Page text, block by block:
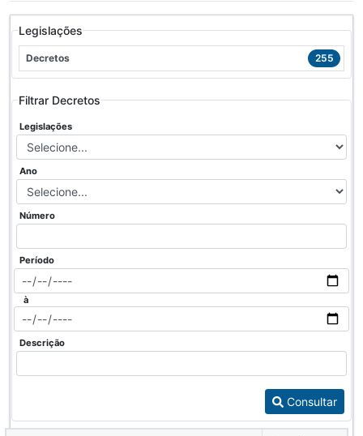
Legislações
Decretos 255
Filtrar Decretos
Legislações
Ano
Número
Período
à
Descrição
Consultar